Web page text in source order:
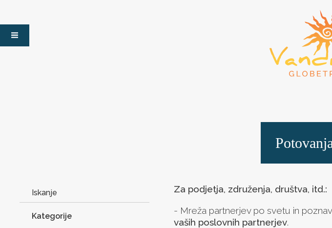
Za podjetja, združenja, društva, itd.:
- Mreža partnerjev po svetu in
vaših poslovnih partnerjev.
Kategorije